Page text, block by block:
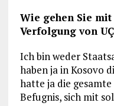
Wie gehen Sie
Verfolgung von
Ich bin weder
haben ja in Kosovo
hatte ja die
Befugnis, sich mit